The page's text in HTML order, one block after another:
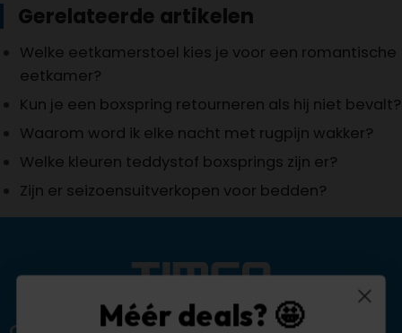
Gerelateerde artikelen
Welke eetkamerstoel kies je voor een romantische
eetkamer?
Kun je een boxspring retourneren als hij niet bevalt?
Waarom word ik elke nacht met rugpijn wakker?
Welke kleuren teddystof boxsprings zijn er?
Zijn er seizoensuitverkopen voor bedden?
Méér deals? 🤩